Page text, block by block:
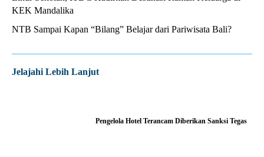
KEK Mandalika
NTB Sampai Kapan “Bilang” Belajar dari Pariwisata Bali?
Jelajahi Lebih Lanjut
Pengelola Hotel Terancam Diberikan Sanksi Tegas